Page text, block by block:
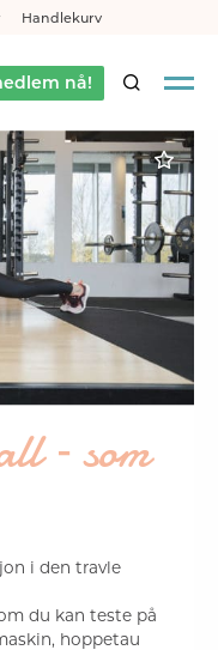
Handlekurv
nå!SØK
– som
i den travle
du kan teste på
hoppetau